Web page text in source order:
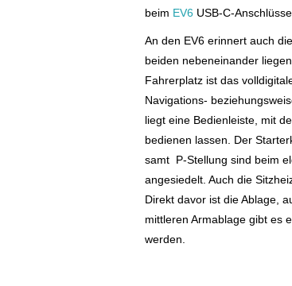
beim EV6 USB-C-
An den EV6 erinnert auch
beiden nebeneinander
Fahrerplatz ist das
Navigations-
liegt eine Bedienleiste, mit
bedienen lassen. Der
samt P-Stellung sind beim
angesiedelt. Auch die
Direkt davor ist die Ablage,
mittleren Armablage gibt es
werden.